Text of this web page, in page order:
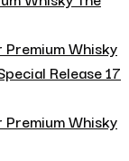
Premium Whisky
Release 17
Premium Whisky